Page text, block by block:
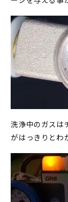
洗浄中のガスは
がはっきりとわ